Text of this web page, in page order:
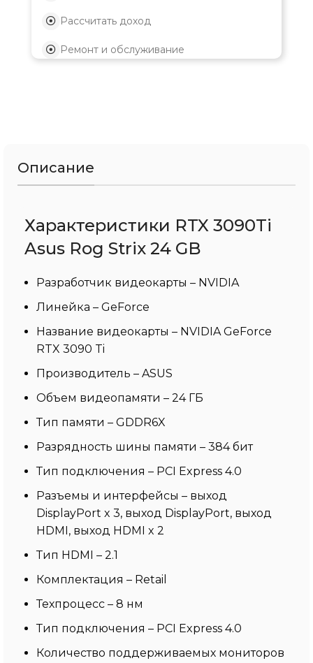
Рассчитать доход
Ремонт и обслуживание
Описание
Характеристики RTX 3090Ti
Asus Rog Strix 24 GB
Разработчик видеокарты – NVIDIA
Линейка – GeForce
Название видеокарты – NVIDIA GeForce
RTX 3090 Ti
Производитель – ASUS
Объем видеопамяти – 24 ГБ
Тип памяти – GDDR6X
Разрядность шины памяти – 384 бит
Тип подключения – PCI Express 4.0
Разъемы и интерфейсы – выход
DisplayPort x 3, выход DisplayPort, выход
HDMI, выход HDMI x 2
Тип HDMI – 2.1
Комплектация – Retail
Техпроцесс – 8 нм
Тип подключения – PCI Express 4.0
Количество поддерживаемых мониторов